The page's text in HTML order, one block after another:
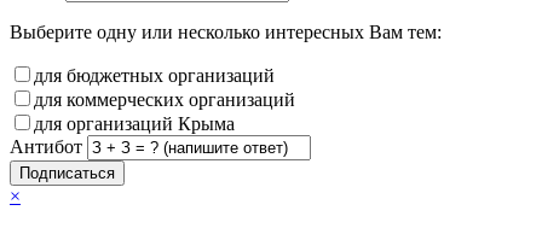
Выберите одну или несколько интересных Вам тем:
для бюджетных организаций
для коммерческих организаций
для организаций Крыма
Антибот
Подписаться
×